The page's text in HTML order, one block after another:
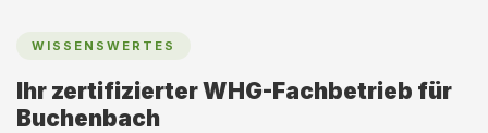
WISSENSWERTES
Ihr zertifizierter WHG-Fachbetrieb für
Buchenbach